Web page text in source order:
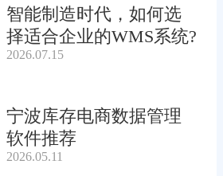
智能制造时代，如何选
择适合企业的WMS系统?
2026.07.15
宁波库存电商数据管理
软件推荐
2026.05.11